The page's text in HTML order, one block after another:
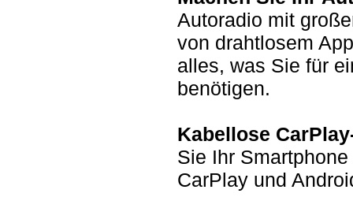
Autoradio mit
von drahtlosem
alles, was Sie für
benötigen.
Kabellose
Sie Ihr
CarPlay und